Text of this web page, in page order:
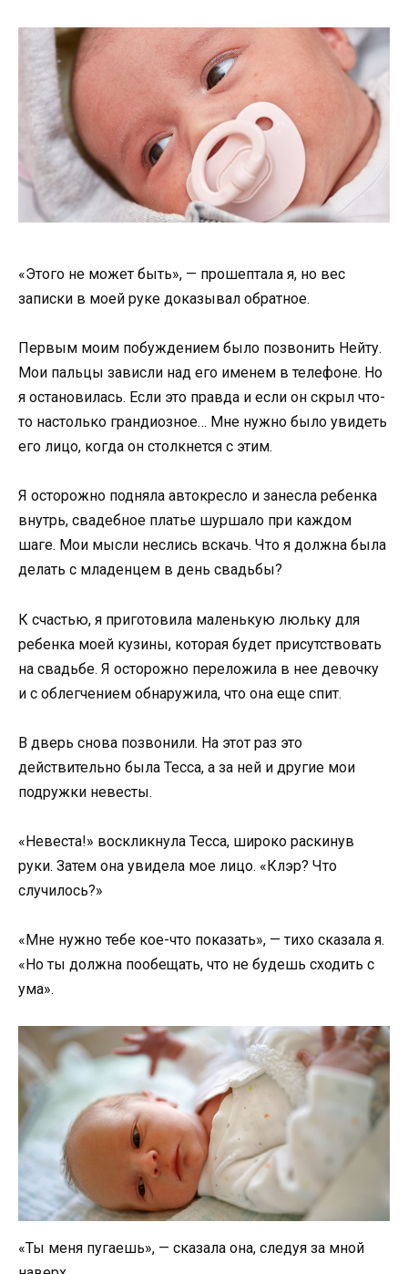
«Этого не может быть», — прошептала я, но вес
записки в моей руке доказывал обратное.
Первым моим побуждением было позвонить Нейту.
Мои пальцы зависли над его именем в телефоне. Но
я остановилась. Если это правда и если он скрыл что-
то настолько грандиозное… Мне нужно было увидеть
его лицо, когда он столкнется с этим.
Я осторожно подняла автокресло и занесла ребенка
внутрь, свадебное платье шуршало при каждом
шаге. Мои мысли неслись вскачь. Что я должна была
делать с младенцем в день свадьбы?
К счастью, я приготовила маленькую люльку для
ребенка моей кузины, которая будет присутствовать
на свадьбе. Я осторожно переложила в нее девочку
и с облегчением обнаружила, что она еще спит.
В дверь снова позвонили. На этот раз это
действительно была Тесса, а за ней и другие мои
подружки невесты.
«Невеста!» воскликнула Тесса, широко раскинув
руки. Затем она увидела мое лицо. «Клэр? Что
случилось?»
«Мне нужно тебе кое-что показать», — тихо сказала я.
«Но ты должна пообещать, что не будешь сходить с
ума».
«Ты меня пугаешь», — сказала она, следуя за мной